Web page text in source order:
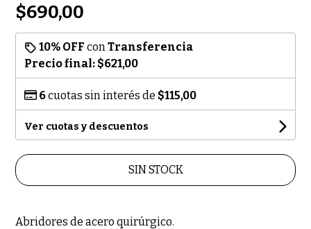
$690,00
10% OFF conTransferencia
Precio final: $621,00
6cuotas sin interés de $115,00
Ver cuotas y descuentos
SIN STOCK
Abridores de acero quirúrgico.